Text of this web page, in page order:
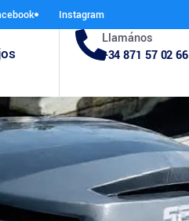
Instagram
Llamános
+34 871 57 02 66